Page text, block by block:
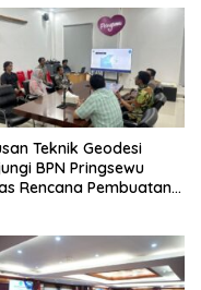
Teknik Geodesi
BPN Pringsewu
Rencana Pembuatan